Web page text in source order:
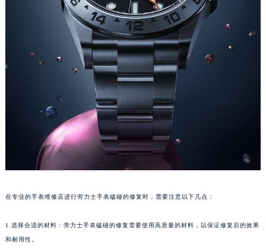
在专业的手表维修店进行劳力士手表磕碰的修复时，需要注意以下几点：
1.选择合适的材料：劳力士手表磕碰的修复需要使用高质量的材料，以保证修复后的效果
和耐用性。